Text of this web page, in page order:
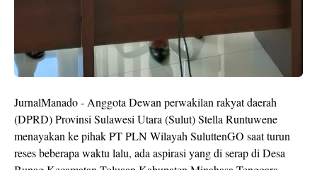
JurnalManado - Anggota Dewan perwakilan rakyat daerah
(DPRD) Provinsi Sulawesi Utara (Sulut) Stella Runtuwene
menayakan ke pihak PT PLN Wilayah SuluttenGO saat turun
reses beberapa waktu lalu, ada aspirasi yang di serap di Desa